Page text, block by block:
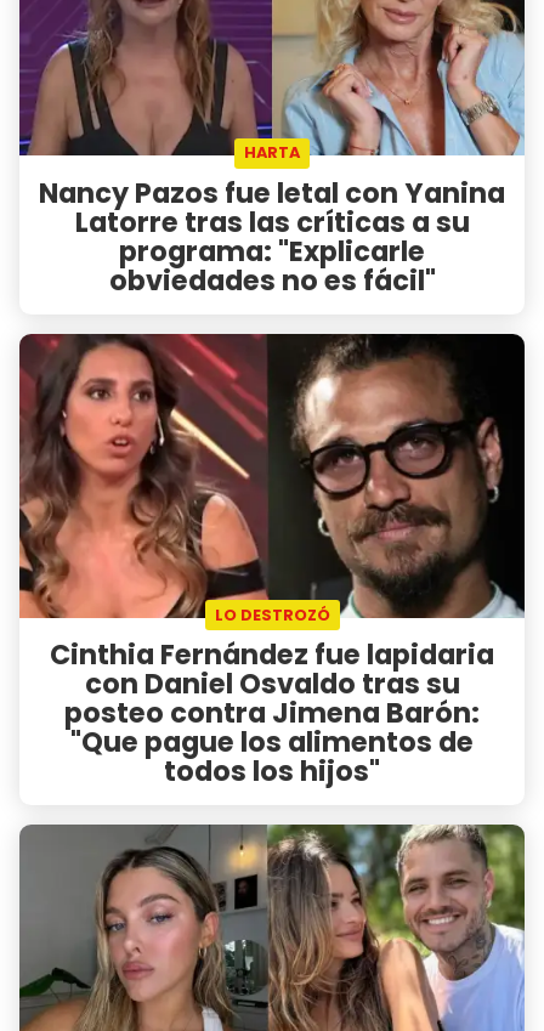
HARTA
Nancy Pazos fue letal con Yanina
Latorre tras las críticas a su
programa: "Explicarle
obviedades no es fácil"
LO DESTROZÓ
Cinthia Fernández fue lapidaria
con Daniel Osvaldo tras su
posteo contra Jimena Barón:
"Que pague los alimentos de
todos los hijos"